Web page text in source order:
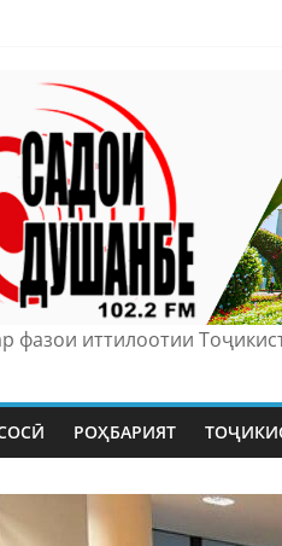
фазои иттилоотии
РОҲБАРИЯТ